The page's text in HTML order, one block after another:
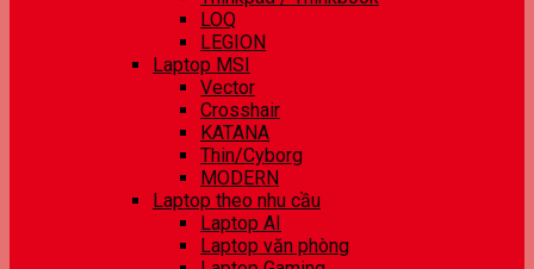
LOQ
LEGION
Laptop MSI
Vector
Crosshair
KATANA
Thin/Cyborg
MODERN
Laptop theo nhu cầu
Laptop AI
Laptop văn phòng